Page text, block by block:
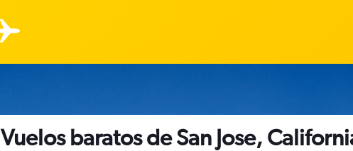
Vuelos baratos de San Jose,